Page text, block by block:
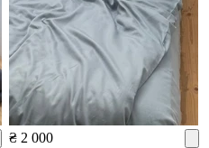
₴ 2 000